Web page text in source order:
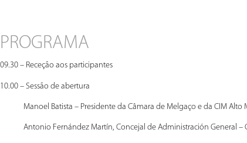
PROGRAMA
09.30 – Receção aos participantes
10.00 – Sessão de abertura
Manoel Batista – Presidente da Câmara de Melgaço e da CIM Alto
Antonio Fernández Martín, Concejal de Administración General –